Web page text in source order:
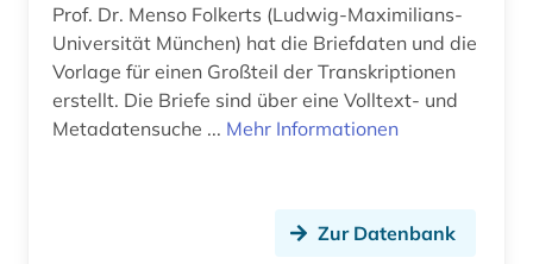
brauchtum (1)
braunschweig (3)
bremen <geschichte> (1)
Prof. Dr. Menso Folkerts (Ludwig-Maximilians-
Universität München) hat die Briefdaten und die
Vorlage für einen Großteil der Transkriptionen
erstellt. Die Briefe sind über eine Volltext- und
Metadatensuche ... Mehr Informationen
Zur Datenbank